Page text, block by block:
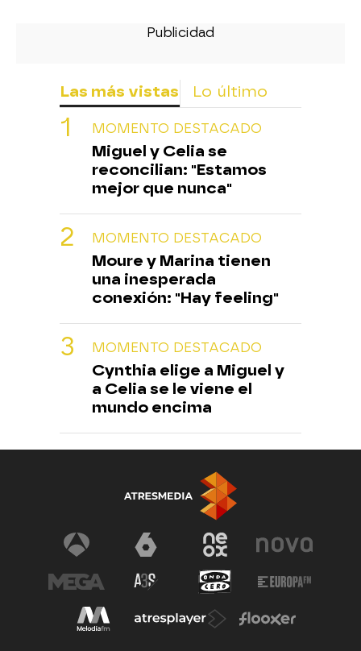
Las más vistas Lo último
MOMENTO DESTACADO
Miguel y Celia se
reconcilian: "Estamos
mejor que nunca"
MOMENTO DESTACADO
Moure y Marina tienen
una inesperada
conexión: "Hay feeling"
MOMENTO DESTACADO
Cynthia elige a Miguel y
a Celia se le viene el
mundo encima